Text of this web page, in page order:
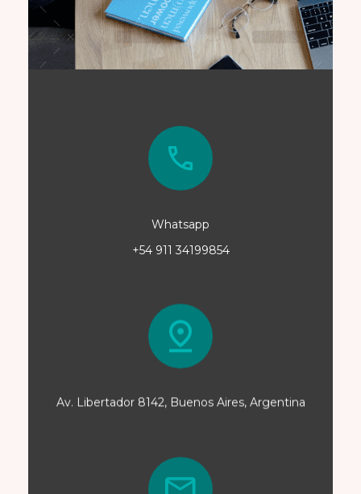
Whatsapp
+54 911 34199854
Av. Libertador 8142, Buenos Aires, Argentina